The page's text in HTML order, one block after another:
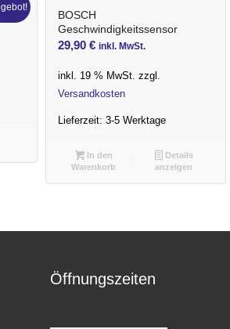
BOSCH
Geschwindigkeitssensor
29,90 € inkl. MwSt.
inkl. 19 % MwSt. zzgl.
Versandkosten
Lieferzeit: 3-5 Werktage
In den
Warenkorb
Details
anzeigen
Öffnungszeiten